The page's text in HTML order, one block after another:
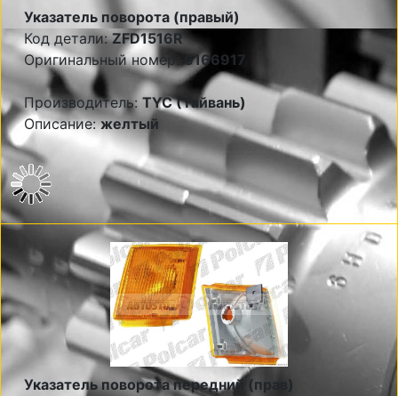
Указатель поворота (правый)
Код детали:ZFD1516R
Оригинальный номер: 6166917
Производитель: TYC (Тайвань)
Описание:желтый
Указатель поворота передний (прав)